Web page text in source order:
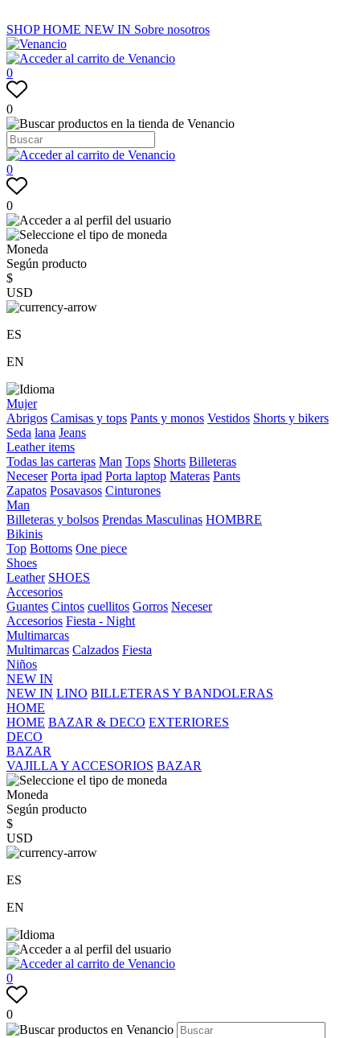
SHOPHOME NEW IN Sobre nosotros
0
0
0
0
Moneda
Según producto
$
USD
ES
EN
Mujer
Abrigos Camisas y tops Pants y monos Vestidos Shorts y bikers
Seda lana Jeans
Leather items
Todas las carteras Man Tops Shorts Billeteras
Neceser Porta ipad Porta laptop Materas Pants
Zapatos Posavasos Cinturones
Man
Billeteras y bolsos Prendas Masculinas HOMBRE
Bikinis
Top Bottoms One piece
Shoes
Leather SHOES
Accesorios
Guantes Cintos cuellitos Gorros Neceser
Accesorios Fiesta - Night
Multimarcas
Multimarcas Calzados Fiesta
Niños
NEW IN
NEW IN LINO BILLETERAS Y BANDOLERAS
HOME
HOME BAZAR & DECO EXTERIORES
DECO
BAZAR
VAJILLA Y ACCESORIOS BAZAR
Moneda
Según producto
$
USD
ES
EN
0
0